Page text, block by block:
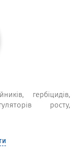
гербіцидів,
росту,